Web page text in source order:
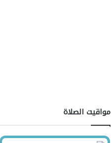
مواقيت الصلاة